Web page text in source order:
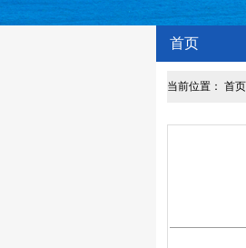
首页
当前位置： 首页